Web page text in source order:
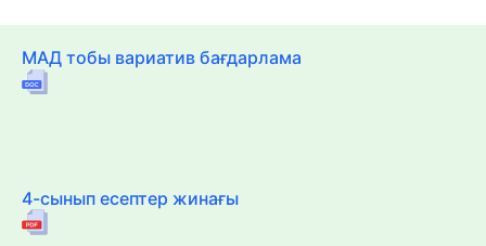
МАД тобы вариатив бағдарлама
4-сынып есептер жинағы